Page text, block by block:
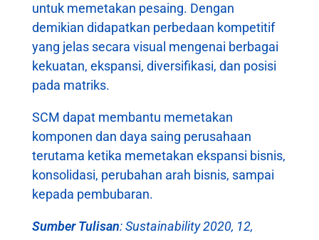
untuk memetakan pesaing. Dengan
demikian didapatkan perbedaan kompetitif
yang jelas secara visual mengenai berbagai
kekuatan, ekspansi, diversifikasi, dan posisi
pada matriks.
SCM dapat membantu memetakan
komponen dan daya saing perusahaan
terutama ketika memetakan ekspansi bisnis,
konsolidasi, perubahan arah bisnis, sampai
kepada pembubaran.
Sumber Tulisan: Sustainability 2020, 12,